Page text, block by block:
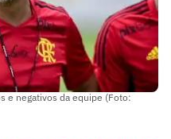
e negativos da equipe (Foto: